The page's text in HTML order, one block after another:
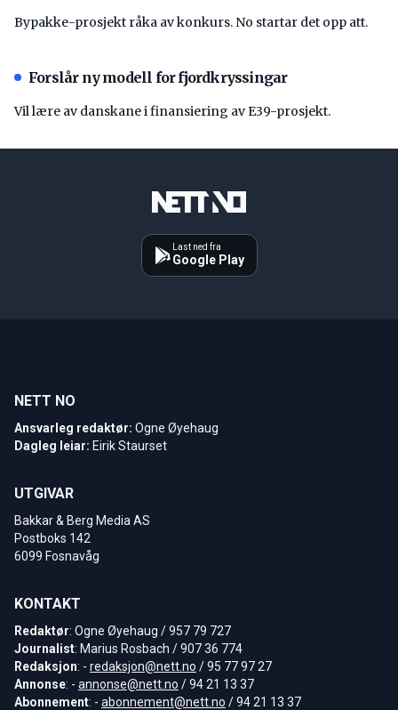
Bypakke-prosjekt råka av konkurs. No startar det opp att.
Forslår ny modell for fjordkryssingar
Vil lære av danskane i finansiering av E39-prosjekt.
Last ned fra
Google Play
NETT NO
Ansvarleg redaktør: Ogne Øyehaug
Dagleg leiar: Eirik Staurset
UTGIVAR
Bakkar & Berg Media AS
Postboks 142
6099 Fosnavåg
KONTAKT
Redaktør: Ogne Øyehaug / 957 79 727
Journalist: Marius Rosbach / 907 36 774
Redaksjon: - redaksjon@nett.no / 95 77 97 27
Annonse: - annonse@nett.no / 94 21 13 37
Abonnement: - abonnement@nett.no / 94 21 13 37